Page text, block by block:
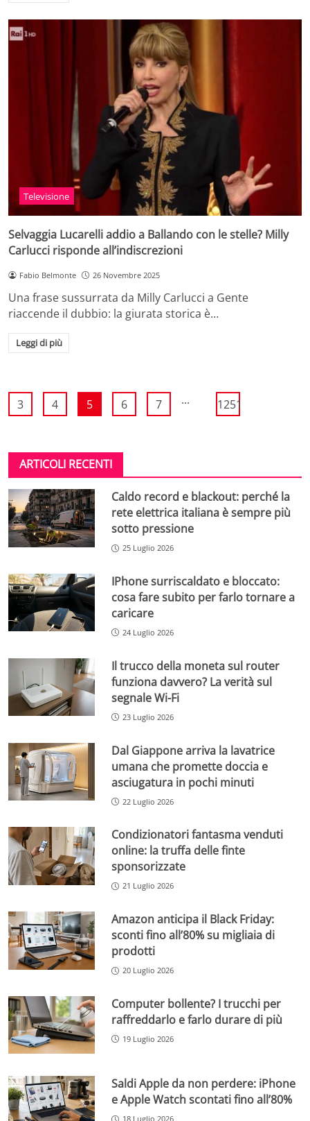
Televisione
Selvaggia Lucarelli addio a Ballando con le stelle? Milly
Carlucci risponde all’indiscrezioni
Fabio Belmonte 26 Novembre 2025
Una frase sussurrata da Milly Carlucci a Gente
riaccende il dubbio: la giurata storica è…
Leggi di più
3 4 5 6 7 ... 1251
ARTICOLI RECENTI
Caldo record e blackout: perché la
rete elettrica italiana è sempre più
sotto pressione
25 Luglio 2026
IPhone surriscaldato e bloccato:
cosa fare subito per farlo tornare a
caricare
24 Luglio 2026
Il trucco della moneta sul router
funziona davvero? La verità sul
segnale Wi-Fi
23 Luglio 2026
Dal Giappone arriva la lavatrice
umana che promette doccia e
asciugatura in pochi minuti
22 Luglio 2026
Condizionatori fantasma venduti
online: la truffa delle finte
sponsorizzate
21 Luglio 2026
Amazon anticipa il Black Friday:
sconti fino all’80% su migliaia di
prodotti
20 Luglio 2026
Computer bollente? I trucchi per
raffreddarlo e farlo durare di più
19 Luglio 2026
Saldi Apple da non perdere: iPhone
e Apple Watch scontati fino all’80%
18 Luglio 2026